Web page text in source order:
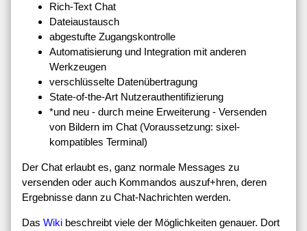
Rich-Text Chat
Dateiaustausch
abgestufte Zugangskontrolle
Automatisierung und Integration mit anderen
Werkzeugen
verschlüsselte Datenübertragung
State-of-the-Art Nutzerauthentifizierung
*und neu - durch meine Erweiterung - Versenden
von Bildern im Chat (Voraussetzung: sixel-
kompatibles Terminal)
Der Chat erlaubt es, ganz normale Messages zu
versenden oder auch Kommandos auszuf+hren, deren
Ergebnisse dann zu Chat-Nachrichten werden.
Das Wiki beschreibt viele der Möglichkeiten genauer. Dort